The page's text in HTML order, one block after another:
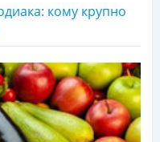
кому крупно